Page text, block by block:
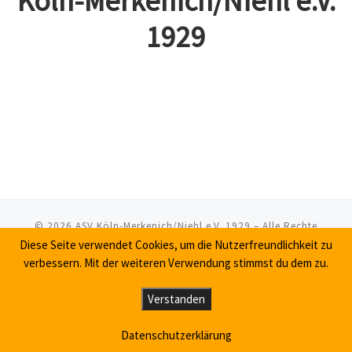
1929
© 2026ASV Köln-Merkenich/Niehl e.V. 1929– Alle Rechte
vorbehalten
Powered byWP– Entworfen mit demCustomizr-Theme
Diese Seite verwendet Cookies, um die Nutzerfreundlichkeit zu
verbessern. Mit der weiteren Verwendung stimmst du dem zu.
Verstanden
Datenschutzerklärung